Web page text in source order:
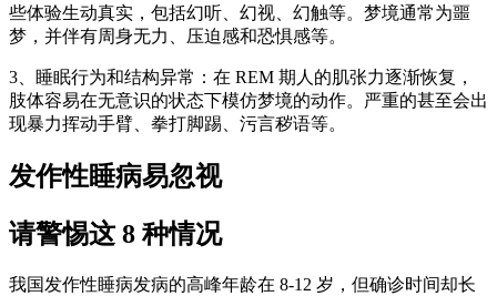
些体验生动真实，包括幻听、幻视、幻触等。梦境通常为噩
梦，并伴有周身无力、压迫感和恐惧感等。
3、睡眠行为和结构异常：在 REM 期人的肌张力逐渐恢复，
肢体容易在无意识的状态下模仿梦境的动作。严重的甚至会出
现暴力挥动手臂、拳打脚踢、污言秽语等。
发作性睡病易忽视
请警惕这 8 种情况
我国发作性睡病发病的高峰年龄在 8-12 岁，但确诊时间却长